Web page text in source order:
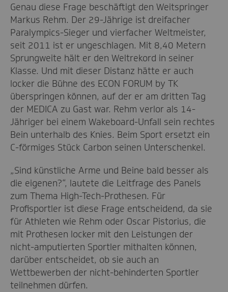
Genau diese Frage beschäftigt den Weitspringer
Markus Rehm. Der 29-Jährige ist dreifacher
Paralympics-Sieger und vierfacher Weltmeister,
seit 2011 ist er ungeschlagen. Mit 8,40 Metern
Sprungweite hält er den Weltrekord in seiner
Klasse. Und mit dieser Distanz hätte er auch
locker die Bühne des ECON FORUM by TK
überspringen können, auf der er am dritten Tag
der MEDICA zu Gast war. Rehm verlor als 14-
Jähriger bei einem Wakeboard-Unfall sein rechtes
Bein unterhalb des Knies. Beim Sport ersetzt ein
C-förmiges Stück Carbon seinen Unterschenkel.
„Sind künstliche Arme und Beine bald besser als
die eigenen?“, lautete die Leitfrage des Panels
zum Thema High-Tech-Prothesen. Für
Profisportler ist diese Frage entscheidend, da sie
für Athleten wie Rehm oder Oscar Pistorius, die
mit Prothesen locker mit den Leistungen der
nicht-amputierten Sportler mithalten können,
darüber entscheidet, ob sie auch an
Wettbewerben der nicht-behinderten Sportler
teilnehmen dürfen.